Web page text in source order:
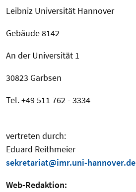
Leibniz Universität Hannover
Gebäude 8142
An der Universität 1
30823 Garbsen
Tel. +49 511 762 - 3334
vertreten durch:
Eduard Reithmeier
sekretariat@imr.uni-hannover.de
Web-Redaktion: